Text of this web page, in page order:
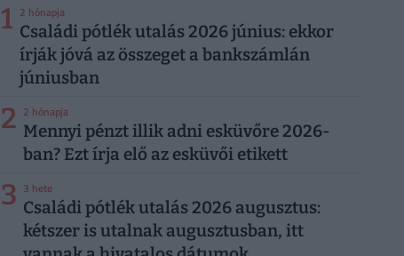
1 2 hónapja
Családi pótlék utalás 2026 június: ekkor
írják jóvá az összeget a bankszámlán
júniusban
2 2 hónapja
Mennyi pénzt illik adni esküvőre 2026-
ban? Ezt írja elő az esküvői etikett
3 3 hete
Családi pótlék utalás 2026 augusztus:
kétszer is utalnak augusztusban, itt